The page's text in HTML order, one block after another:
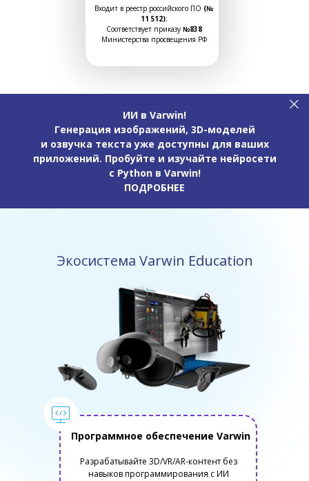
Входит в реестр российского ПО (№
11 512);
Соответствует приказу №838
Министерства просвещения РФ
ИИ в Varwin!
Генерация изображений, 3D-моделей
и озвучка текста уже доступны для ваших
приложений. Пробуйте и изучайте нейросети
с Python в Varwin!
ПОДРОБНЕЕ
Экосистема Varwin Education
Разрабатывайте 3D/VR/AR-контент без
навыков программирования с ИИ
Программное обеспечение Varwin